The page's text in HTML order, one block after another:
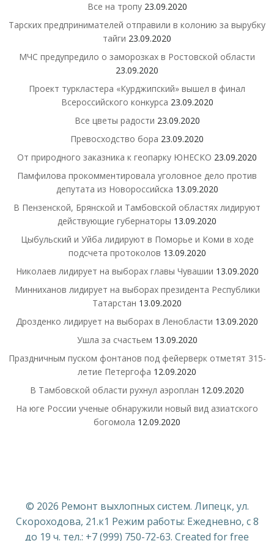
Все на тропу 23.09.2020
Тарских предпринимателей отправили в колонию за вырубку
тайги 23.09.2020
МЧС предупредило о заморозках в Ростовской области
23.09.2020
Проект туркластера «Курджипский» вышел в финал
Всероссийского конкурса 23.09.2020
Все цветы радости 23.09.2020
Превосходство бора 23.09.2020
От природного заказника к геопарку ЮНЕСКО 23.09.2020
Памфилова прокомментировала уголовное дело против
депутата из Новороссийска 13.09.2020
В Пензенской, Брянской и Тамбовской областях лидируют
действующие губернаторы 13.09.2020
Цыбульский и Уйба лидируют в Поморье и Коми в ходе
подсчета протоколов 13.09.2020
Николаев лидирует на выборах главы Чувашии 13.09.2020
Минниханов лидирует на выборах президента Республики
Татарстан 13.09.2020
Дрозденко лидирует на выборах в Ленобласти 13.09.2020
Ушла за счастьем 13.09.2020
Праздничным пуском фонтанов под фейерверк отметят 315-
летие Петергофа 12.09.2020
В Тамбовской области рухнул аэроплан 12.09.2020
На юге России ученые обнаружили новый вид азиатского
богомола 12.09.2020
© 2026 Ремонт выхлопных систем. Липецк, ул.
Скороходова, 21.к1 Режим работы: Ежедневно, с 8
до 19 ч. тел.: +7 (999) 750-72-63. Created for free